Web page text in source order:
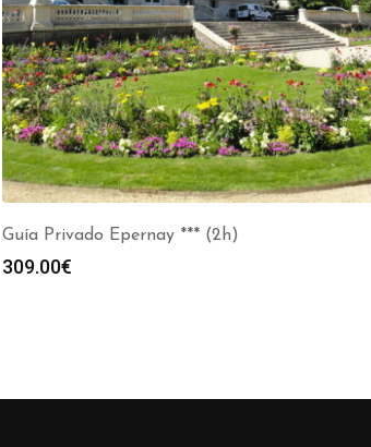
Guía Privado Epernay *** (2h)
309.00€